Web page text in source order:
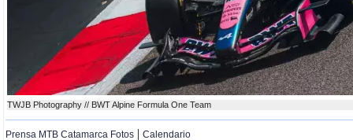
TWJB Photography // BWT Alpine Formula One Team
Prensa MTB Catamarca Fotos | Calendario